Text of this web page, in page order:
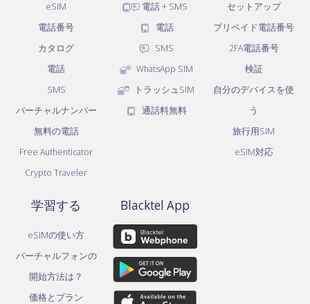
eSIM
電話番号
カタログ
電話
SMS
バーチャルナンバー
無料の電話
Free Authenticator
Crypto Traveler
電話 + SMS
電話
SMS
WhatsApp SIM
トラッシュSIM
通話料無料
セットアップ
プリペイド電話番号
2FA電話番号
検証
自分のデバイスを使
う
旅行用SIM
eSIM対応
学習する
eSIMの使い方
バーチャルフォンの
開始方法は？
価格とプラン
Blacktel App